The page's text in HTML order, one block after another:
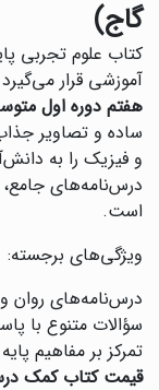
گاج)
کتاب علوم تجربی
آموزشی قرار
هفتم دوره اول
ساده و تصاویر
و فیزیک را به
درس‌نامه‌های
است.
ویژگی‌های برجسته:
درس‌نامه‌های روان
سؤالات متنوع با
تمرکز بر مفاهیم
قیمت کتاب کمک